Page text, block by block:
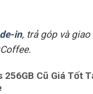
in, trả góp và giao
256GB Cũ Giá Tốt